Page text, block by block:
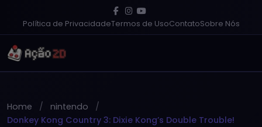
Política de PrivacidadeTermos de UsoContatoSobre Nós
Home
nintendo
Donkey Kong Country 3: Dixie Kong’s Double Trouble!